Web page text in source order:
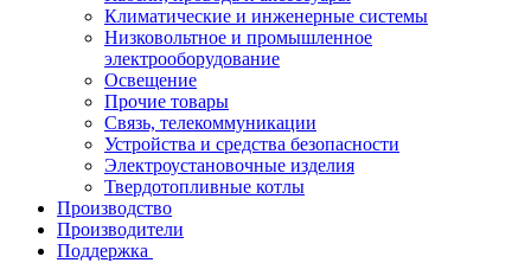
Климатические и инженерные системы
Низковольтное и промышленное
электрооборудование
Освещение
Прочие товары
Связь, телекоммуникации
Устройства и средства безопасности
Электроустановочные изделия
Твердотопливные котлы
Производство
Производители
Поддержка